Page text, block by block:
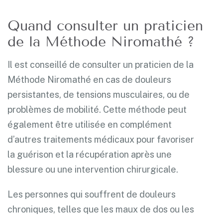
Quand consulter un praticien
de la Méthode Niromathé ?
Il est conseillé de consulter un praticien de la
Méthode Niromathé en cas de douleurs
persistantes, de tensions musculaires, ou de
problèmes de mobilité. Cette méthode peut
également être utilisée en complément
d’autres traitements médicaux pour favoriser
la guérison et la récupération après une
blessure ou une intervention chirurgicale.
Les personnes qui souffrent de douleurs
chroniques, telles que les maux de dos ou les